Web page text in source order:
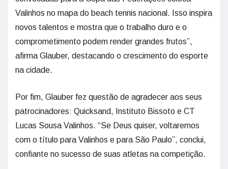
Valinhos no mapa do beach tennis nacional. Isso inspira
novos talentos e mostra que o trabalho duro e o
comprometimento podem render grandes frutos”,
afirma Glauber, destacando o crescimento do esporte
na cidade.
Por fim, Glauber fez questão de agradecer aos seus
patrocinadores: Quicksand, Instituto Bissoto e CT
Lucas Sousa Valinhos. “Se Deus quiser, voltaremos
com o título para Valinhos e para São Paulo”, conclui,
confiante no sucesso de suas atletas na competição.